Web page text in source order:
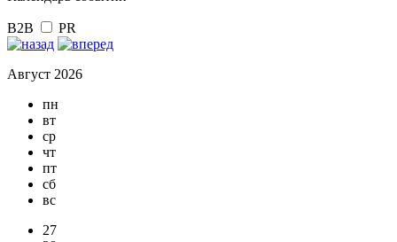
B2B PR
Август 2026
пн
вт
ср
чт
пт
сб
вс
27